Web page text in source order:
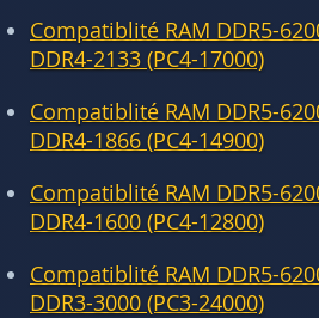
Compatiblité RAM DDR5-
DDR4-2133 (PC4-17000)
Compatiblité RAM DDR5-
DDR4-1866 (PC4-14900)
Compatiblité RAM DDR5-
DDR4-1600 (PC4-12800)
Compatiblité RAM DDR5-
DDR3-3000 (PC3-24000)